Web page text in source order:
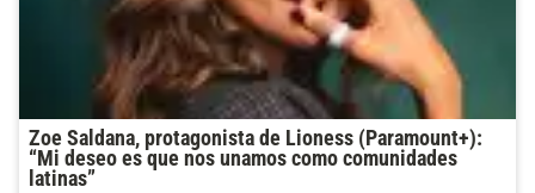
Zoe Saldana, protagonista de Lioness (Paramount+):
“Mi deseo es que nos unamos como comunidades
latinas”